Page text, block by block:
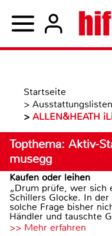
Startseite
> Ausstattungslisten
> ALLEN&HEATH
Topthema: Aktiv-
musegg
Kaufen oder leihen
„Drum prüfe, wer sich
Schillers Glocke. In
solche Frage bisher
Händler und tauschte
>> Mehr erfahren